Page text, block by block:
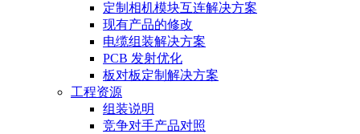
定制相机模块互连解决方案
现有产品的修改
电缆组装解决方案
PCB 发射优化
板对板定制解决方案
工程资源
组装说明
竞争对手产品对照